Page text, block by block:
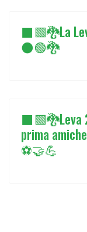
⬛🟩🐉La
⚫🟢🐉
⬛🟩🐉Leva
prima
⚽🤝💪